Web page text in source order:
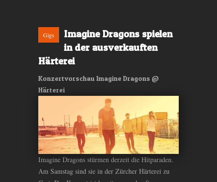
Gigs
Imagine Dragons spielen
in der ausverkauften
Härterei
Konzertvorschau Imagine Dragons @
Härterei
Imagine Dragons stürmen derzeit die Hitparaden.
Am Samstag sind sie in der Zürcher Härterei zu